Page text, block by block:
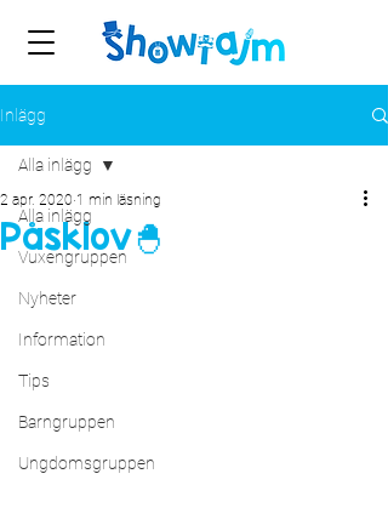
Inlägg
Alla inlägg
Vuxengruppen
Nyheter
Information
Tips
Barngruppen
Ungdomsgruppen
Alla inlägg
Påsklov🐣
2 apr. 2020 1 min läsning